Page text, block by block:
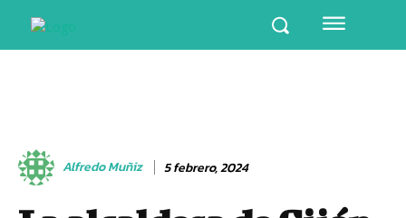
Alfredo Muñiz 5 febrero, 2024